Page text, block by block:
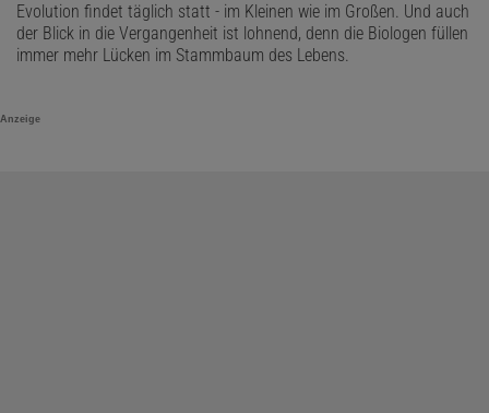
Evolution findet täglich statt - im Kleinen wie im Großen. Und auch
der Blick in die Vergangenheit ist lohnend, denn die Biologen füllen
immer mehr Lücken im Stammbaum des Lebens.
Anzeige